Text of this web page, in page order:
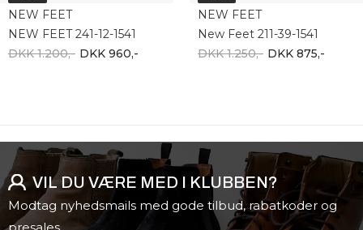
NEW FEET
NEW FEET 241-12-1541
DKK 1.200,- DKK 960,-
NEW FEET
New Feet 211-39-1541
DKK 1.250,- DKK 875,-
VIL DU VÆRE MED I KLUBBEN?
Modtag nyhedsmails med gode tilbud, rabatkoder og